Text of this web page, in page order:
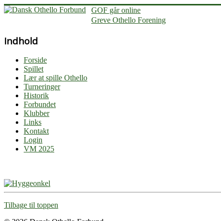
GOF går online
Greve Othello Forening
Indhold
Forside
Spillet
Lær at spille Othello
Turneringer
Historik
Forbundet
Klubber
Links
Kontakt
Login
VM 2025
Tilbage til toppen